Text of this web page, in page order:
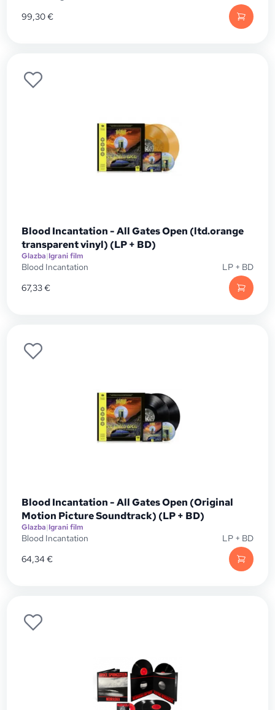
99,30€
Blood Incantation - All Gates Open (ltd.orange
transparent vinyl) (LP + BD)
Glazba|Igrani film
Blood Incantation
LP + BD
67,33€
Blood Incantation - All Gates Open (Original
Motion Picture Soundtrack) (LP + BD)
Glazba|Igrani film
Blood Incantation
LP + BD
64,34€